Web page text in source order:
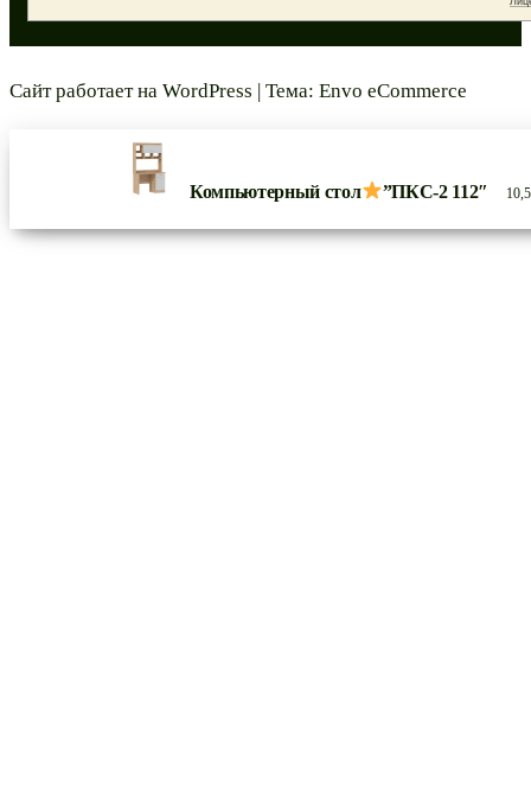
Сайт работает на WordPress | Тема: Envo eCommerce
Компьютерный стол ”ПКС-2 112″